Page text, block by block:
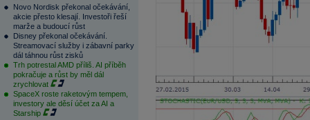
Novo Nordisk překonal očekávání,
akcie přesto klesají. Investoři řeší
marže a budoucí růst
Disney překonal očekávání.
Streamovací služby i zábavní parky
dál táhnou růst zisků
Trh potrestal AMD příliš. AI příběh
pokračuje a růst by měl dál
zrychlovat
SpaceX roste raketovým tempem,
investory ale děsí účet za AI a
Starship